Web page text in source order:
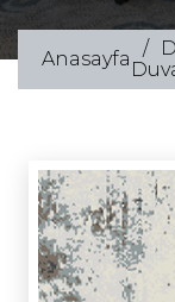
Anasayfa